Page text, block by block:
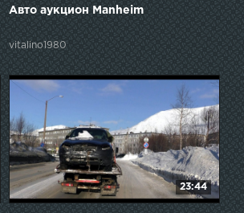
Авто аукцион Manheim
vitalino1980
23:44